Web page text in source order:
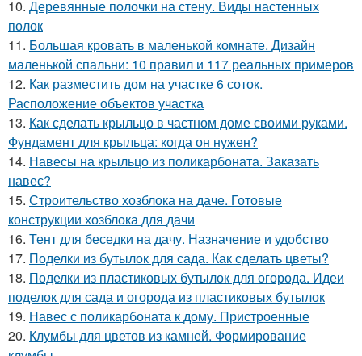
10. Деревянные полочки на стену. Виды настенных
полок
11. Большая кровать в маленькой комнате. Дизайн
маленькой спальни: 10 правил и 117 реальных примеров
12. Как разместить дом на участке 6 соток.
Расположение объектов участка
13. Как сделать крыльцо в частном доме своими руками.
Фундамент для крыльца: когда он нужен?
14. Навесы на крыльцо из поликарбоната. Заказать
навес?
15. Строительство хозблока на даче. Готовые
конструкции хозблока для дачи
16. Тент для беседки на дачу. Назначение и удобство
17. Поделки из бутылок для сада. Как сделать цветы?
18. Поделки из пластиковых бутылок для огорода. Идеи
поделок для сада и огорода из пластиковых бутылок
19. Навес с поликарбоната к дому. Пристроенные
20. Клумбы для цветов из камней. Формирование